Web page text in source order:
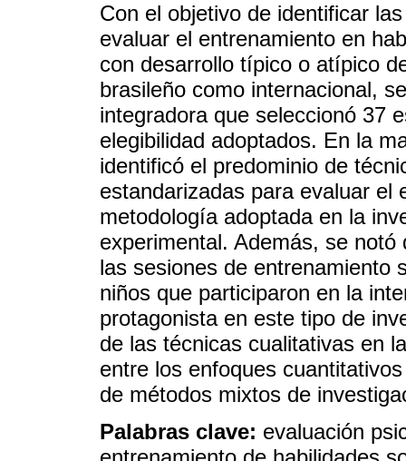
Con el objetivo de identificar
evaluar el entrenamiento en
con desarrollo típico o atípico
brasileño como internacional,
integradora que seleccionó 37
elegibilidad adoptados. En la
identificó el predominio de
estandarizadas para evaluar el
metodología adoptada en la
experimental. Además, se
las sesiones de entrenamiento
niños que participaron en la
protagonista en este tipo de
de las técnicas cualitativas en
entre los enfoques
de métodos mixtos de
Palabras clave: evaluación